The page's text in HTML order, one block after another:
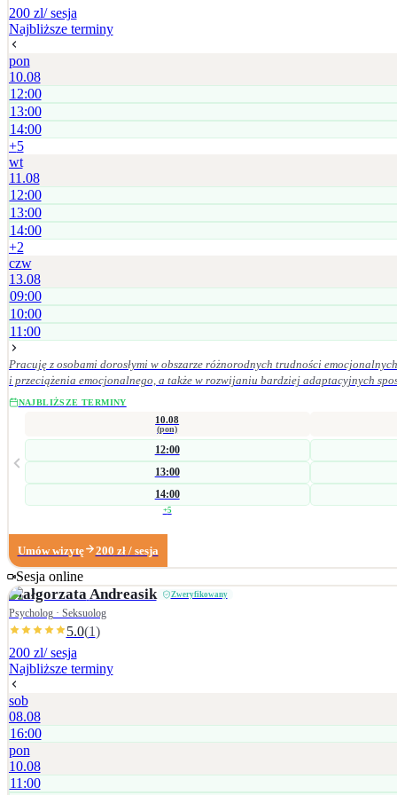
200 zl/ sesja
Najbliższe terminy
pon
10.08
12:00
13:00
14:00
+5
wt
11.08
12:00
13:00
14:00
+2
czw
13.08
09:00
10:00
11:00
Pracuję z osobami dorosłymi w obszarze różnorodnych trudności
i przeciążenia emocjonalnego, a także w rozwijaniu bardziej adaptacyjnych sposobów radzenia sobie oraz
znaczenie mają dla mnie empatia, odpowiedzialność kliniczna, poufność,
NAJBLIŻSZE TERMINY
10.08
(pon)
12:00
13:00
14:00
+5
Umów wizytę 200 zł / sesja
Sesja online
MałgorzataAndreasik Zweryfikowany
Psycholog · Seksuolog
5.0(1)
200 zl/ sesja
Najbliższe terminy
sob
08.08
16:00
pon
10.08
11:00